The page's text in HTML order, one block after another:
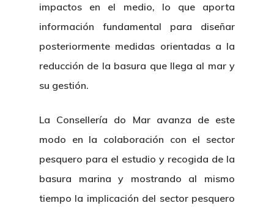
impactos en el medio, lo que aporta
información fundamental para diseñar
posteriormente medidas orientadas a la
reducción de la basura que llega al mar y
su gestión.
La Consellería do Mar avanza de este
modo en la colaboración con el sector
pesquero para el estudio y recogida de la
basura marina y mostrando al mismo
tiempo la implicación del sector pesquero